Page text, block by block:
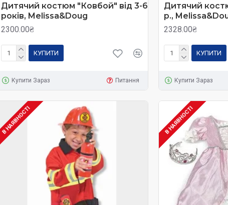
Дитячий костюм "Ковбой" від 3-6
років, Melissa&Doug
2300.00₴
КУПИТИ
Купити Зараз Питання
Дитячий
р.,
2328.00₴
КУПИТИ
Купити Зараз
В НАЯВНОСТІ В НАЯВНОСТІ